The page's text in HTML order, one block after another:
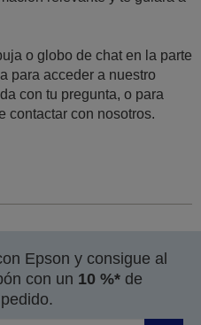
o globo de chat en la parte
para acceder a nuestro
con tu pregunta, o para
contactar con nosotros.
Epson y consigue al
con un 10 %* de